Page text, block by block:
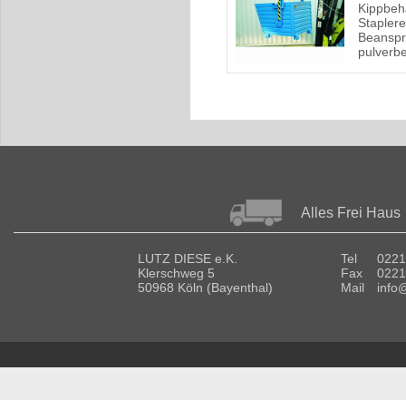
Alles Frei Haus
LUTZ DIESE e.K.
Klerschweg 5
50968 Köln (Bayenthal)
Tel
Fax
Mail